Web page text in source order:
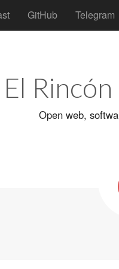
GitHub Telegram
El
Open web,